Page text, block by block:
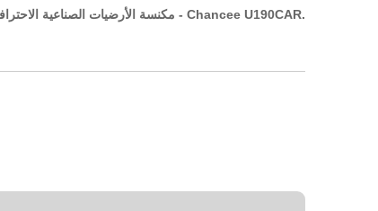
مكنسة الأرضيات الصناعية الاحترافية - Chancee U190CAR.